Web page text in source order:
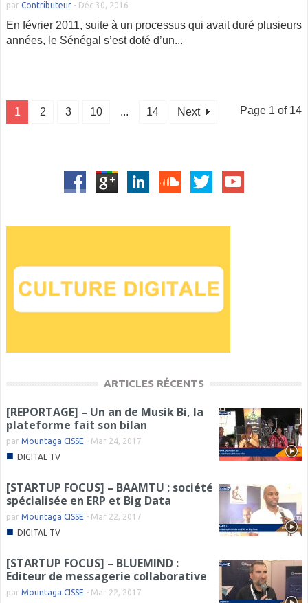
par Contributeur - Déc 30, 2016
En février 2011, suite à un processus qui avait duré plusieurs
années, le Sénégal s’est doté d’un...
1 2 3 10 ... 14 Next Page 1 of 14
ARTICLES RÉCENTS
[REPORTAGE] – Un an de Musik Bi, la
plateforme fait son bilan
par Mountaga CISSE - Mar 24, 2017
■ DIGITAL TV
[STARTUP FOCUS] – BAAMTU : société
spécialisée en ERP et Big Data
par Mountaga CISSE - Mar 22, 2017
■ DIGITAL TV
[STARTUP FOCUS] – BLUEMIND :
Editeur de messagerie collaborative
par Mountaga CISSE - Mar 22, 2017